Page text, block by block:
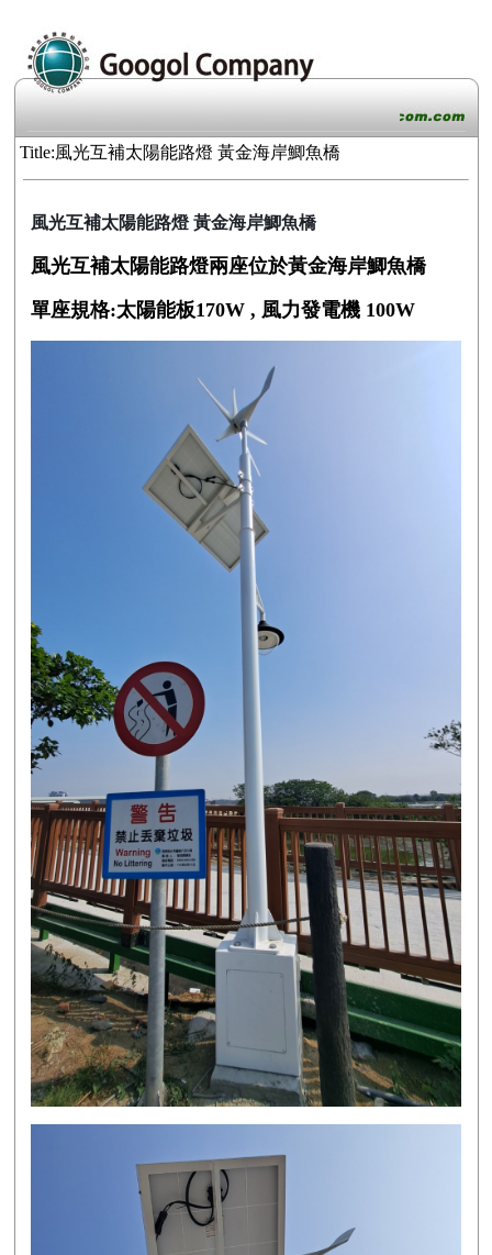
Title:風光互補太陽能路燈 黃金海岸鯽魚橋
風光互補太陽能路燈 黃金海岸鯽魚橋
風光互補太陽能路燈兩座位於黃金海岸鯽魚橋
單座規格:太陽能板170W , 風力發電機 100W